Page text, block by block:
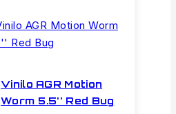
Vinilo AGR Motion
Worm 5.5'' Red Bug